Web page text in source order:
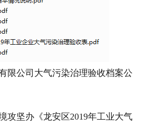
联系我们
限公司大气污染治理验收档案公
坚办《龙安区2019年工业大气